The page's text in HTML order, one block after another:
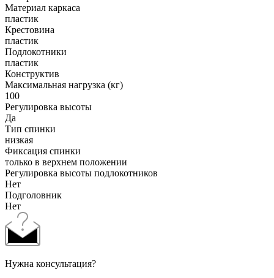
Материал каркаса
пластик
Крестовина
пластик
Подлокотники
пластик
Конструктив
Максимальная нагрузка (кг)
100
Регулировка высоты
Да
Тип спинки
низкая
Фиксация спинки
только в верхнем положении
Регулировка высоты подлокотников
Нет
Подголовник
Нет
Нужна консультация?